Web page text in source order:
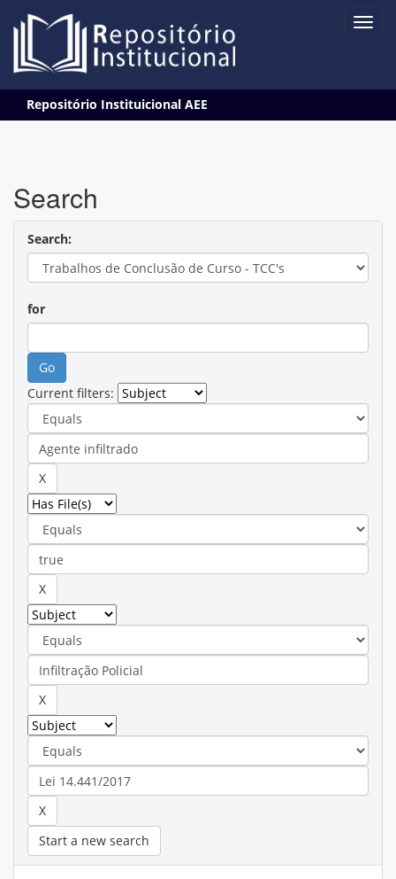
navigation
Repositório Instituicional AEE
Search
Search:
for
Current filters:
Start a new search